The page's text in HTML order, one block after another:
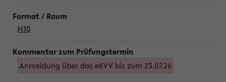
H10
Anmeldung über das eKVV bis zum 23.07.26